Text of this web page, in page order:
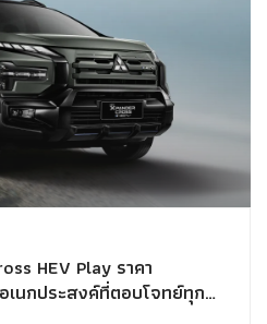
HEV Play ราคา
นกประสงค์ที่ตอบโจทย์ทุก